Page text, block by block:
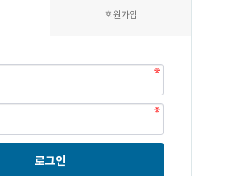
회원가입
로그인